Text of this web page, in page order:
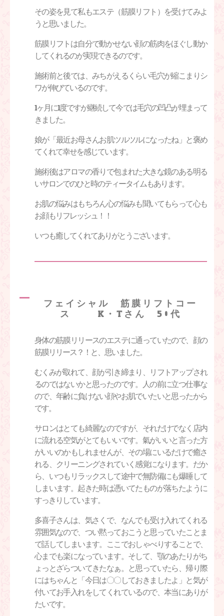
その姿を見て私もエステ（筋膜リフト）を受けてみよ
うと思いました。
筋膜リフトは自分で動かせない顔の筋肉をほぐし動か
してくれるのが実現できるのです。
施術前と後では、みちがえるくらい毛穴が縮こまりシ
ワが伸びているのです。
1ヶ月に1度ですが継続して今では毛穴の凹凸が埋まって
きました。
娘が「最近お母さんお肌ツルツルになったね」と褒め
てくれて幸せを感じています。
施術後はアロマの香りで包まれた大きな鏡のある明る
いサロンでのひと時のティータイムもあります。
お肌の悩みはもちろん心の悩みも聞いてもらって心も
お顔もリフレッシュ！！
いつも癒してくれてありがとうございます。
フェイシャル 筋膜リフトコー
ス K・Tさん 50代
身体の筋膜リリースのエステに通っていたので、顔の
筋膜リリース？！と、思いました。
むくみが取れて、顔が引き締まり、リフトアップされ
るのではないかと思ったのです。人の前に立つ仕事な
ので、年齢に負けない顔やお肌でいたいと思ったから
です。
サロンはとても綺麗なのですが、それだけでなく店内
に流れる空気がとてもいいです。氣がいいと言った方
がいいのかもしれませんが、その場にいるだけで癒さ
れる、クリーニングされていく感覚になります。だか
ら、いつもリラックスして途中で無防備にも爆睡して
しまいます。起きた時は憑いてたものが落ちたように
すっきりしています。
多喜子さんは、気さくで、なんでも受け入れてくれる
雰囲気なので、つい黙っておこうと思っていたことま
で話してしまいます。ここでおしゃべりすることで、
心までも楽になっています。そして、顎のあたりがち
ょっとざらついてきたなぁ。と思っていたら、帰り際
にはちゃんと「今日は〇〇しておきましたよ」と気が
付いてお手入れをしてくれているので、本当にありが
たいです。